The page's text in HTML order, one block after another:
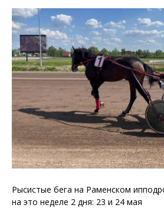
Рысистые бега на Раменском
на это неделе 2 дня: 23 и 24 мая